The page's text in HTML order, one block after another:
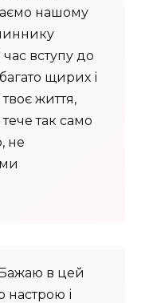
нашому
час вступу до
щирих і
життя,
так само
не
Бажаю в цей
і